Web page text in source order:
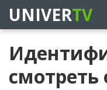
UNIVERTV
смотреть